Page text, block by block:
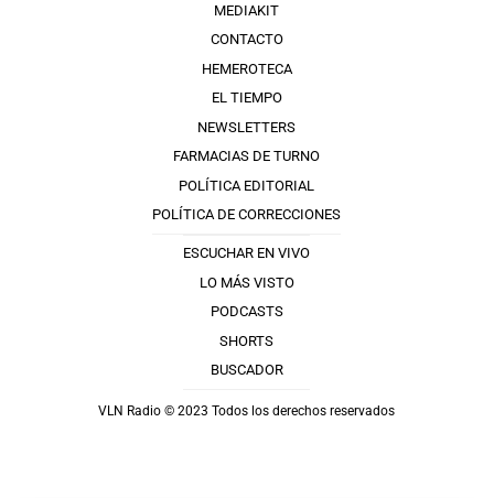
MEDIAKIT
CONTACTO
HEMEROTECA
EL TIEMPO
NEWSLETTERS
FARMACIAS DE TURNO
POLÍTICA EDITORIAL
POLÍTICA DE CORRECCIONES
ESCUCHAR EN VIVO
LO MÁS VISTO
PODCASTS
SHORTS
BUSCADOR
VLN Radio © 2023 Todos los derechos reservados